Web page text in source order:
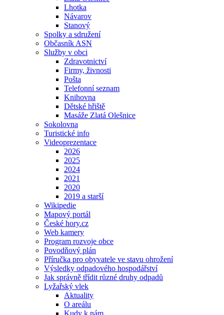
Lhotka
Návarov
Stanový
Spolky a sdružení
Občasník ASN
Služby v obci
Zdravotnictví
Firmy, živnosti
Pošta
Telefonní seznam
Knihovna
Dětské hřiště
Masáže Zlatá Olešnice
Sokolovna
Turistické info
Videoprezentace
2026
2025
2024
2021
2020
2019 a starší
Wikipedie
Mapový portál
České hory.cz
Web kamery
Program rozvoje obce
Povodňový plán
Příručka pro obyvatele ve stavu ohrožení
Výsledky odpadového hospodářství
Jak správně třídit různé druhy odpadů
Lyžařský vlek
Aktuality
O areálu
Kudy k nám